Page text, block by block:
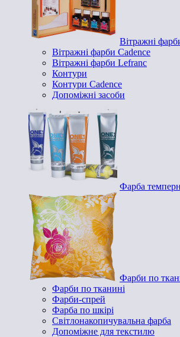
Вітражні
Вітражні фарби Cadence
Вітражні фарби Lefranc
Контури
Контури Cadence
Допоміжні засоби
Фарба
Фарби по
Фарби по тканині
Фарби-спрей
Фарба по шкірі
Світлонакопичувальна фарба
Допоміжне для текстилю